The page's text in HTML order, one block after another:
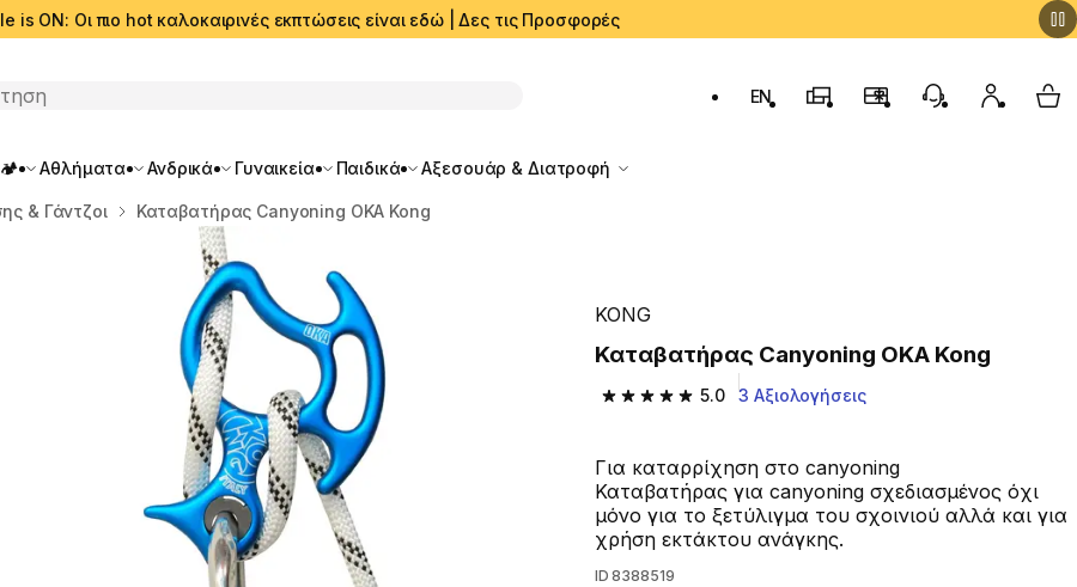
is ON: Οι πιο hot καλοκαιρινές εκπτώσεις είναι εδώ | Δες τις Προσφορές
Αλλαγή γλώσσας: English (English)
EN
Καταστήματα Decathlon
ΠρόγραμμαΕξυπηρέτηση
Ο My
Αθλήματα Ανδρικά Γυναικεία Παιδικά Αξεσουάρ & Διατροφή
& Γάντζοι Καταβατήρας Canyoning OKA Kong
KONG
Καταβατήρας Canyoning OKA Kong
5.0
5.0 out of 5 stars from 3 reviews
3 Αξιολογήσεις
Για καταρρίχηση στο canyoning
Καταβατήρας για canyoning σχεδιασμένος όχι
μόνο για το ξετύλιγμα του σχοινιού αλλά και για
χρήση εκτάκτου ανάγκης.
ID 8388519